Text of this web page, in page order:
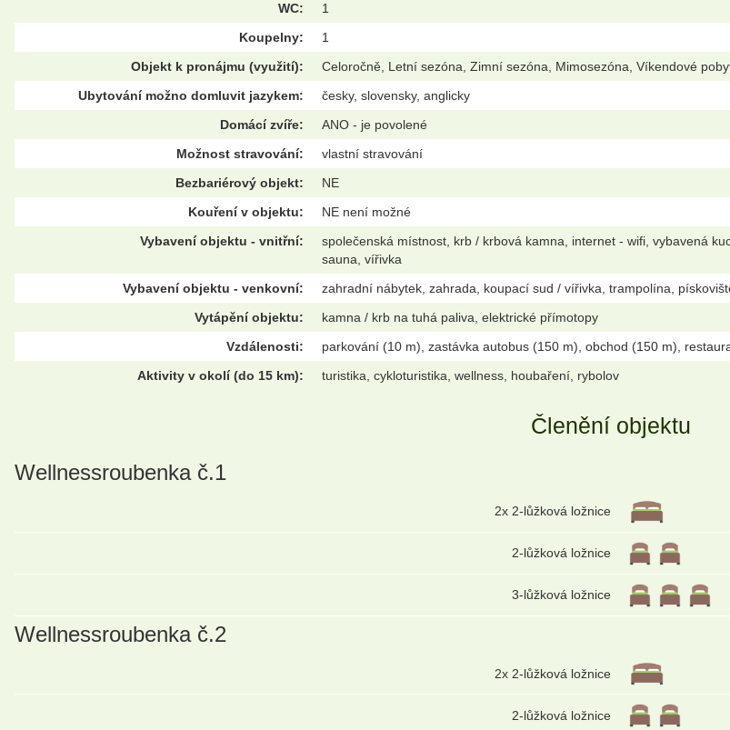
WC:
1
Koupelny:
1
Objekt k pronájmu (využití):
Celoročně, Letní sezóna, Zimní sezóna, Mimosezóna, Víkendové
Ubytování možno domluvit jazykem:
česky, slovensky, anglicky
Domácí zvíře:
ANO - je povolené
Možnost stravování:
vlastní stravování
Bezbariérový objekt:
NE
Kouření v objektu:
NE není možné
Vybavení objektu - vnitřní:
společenská místnost, krb / krbová kamna, internet - wifi, vybavená
sauna, vířivka
Vybavení objektu - venkovní:
zahradní nábytek, zahrada, koupací sud / vířivka, trampolína,
Vytápění objektu:
kamna / krb na tuhá paliva, elektrické přímotopy
Vzdálenosti:
parkování (10 m), zastávka autobus (150 m), obchod (150 m),
Aktivity v okolí (do 15 km):
turistika, cykloturistika, wellness, houbaření, rybolov
Členění objektu
Wellnessroubenka č.1
2x 2-lůžková ložnice
2-lůžková ložnice
3-lůžková ložnice
Wellnessroubenka č.2
2x 2-lůžková ložnice
2-lůžková ložnice